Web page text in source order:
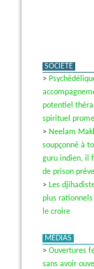
SOCIÉTÉ
>
potentiel
spirituel
> Neelam
soupçonné à
guru indien, il
de prison
> Les
plus rationnels
le croire
MÉDIAS
> Ouvertures
sans avoir